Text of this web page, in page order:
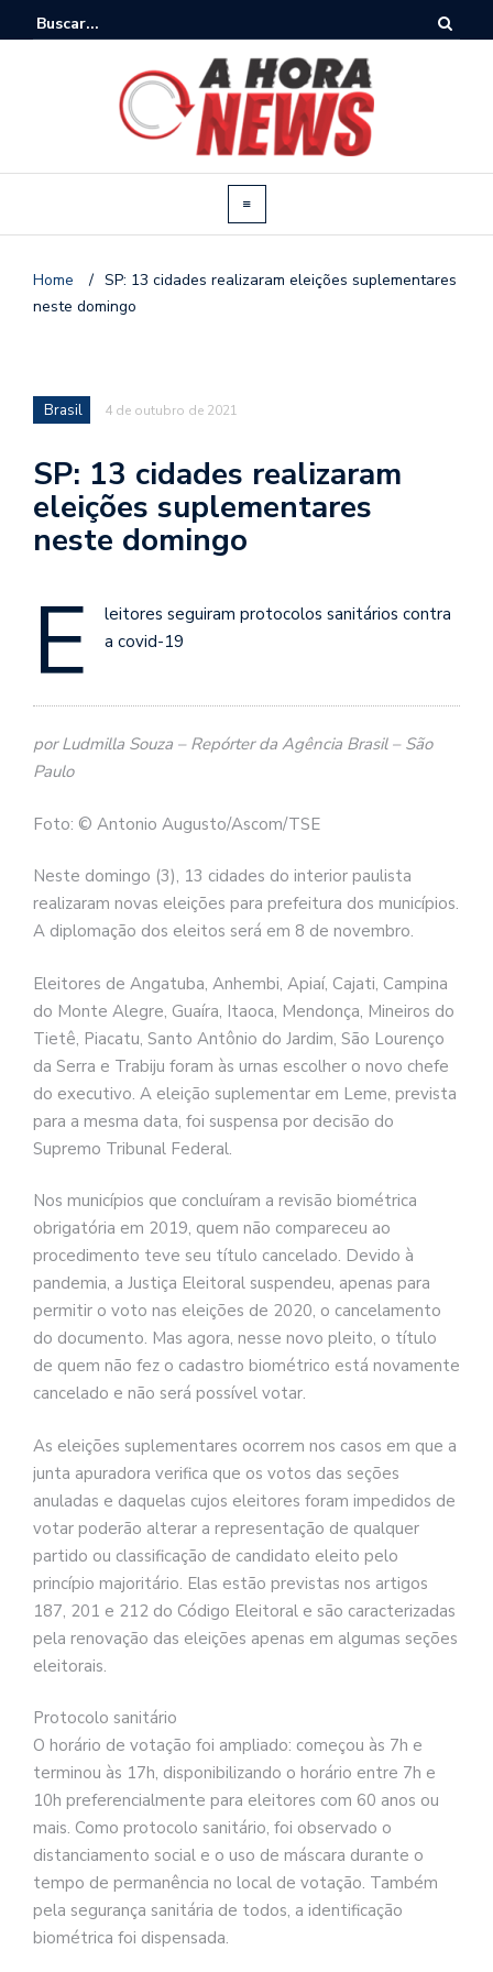
Home / SP: 13 cidades realizaram eleições suplementares
neste domingo
Brasil 4 de outubro de 2021
SP: 13 cidades realizaram
eleições suplementares
neste domingo
E
leitores seguiram protocolos sanitários contra
a covid-19
por Ludmilla Souza – Repórter da Agência Brasil – São
Paulo
Foto: © Antonio Augusto/Ascom/TSE
Neste domingo (3), 13 cidades do interior paulista
realizaram novas eleições para prefeitura dos municípios.
A diplomação dos eleitos será em 8 de novembro.
Eleitores de Angatuba, Anhembi, Apiaí, Cajati, Campina
do Monte Alegre, Guaíra, Itaoca, Mendonça, Mineiros do
Tietê, Piacatu, Santo Antônio do Jardim, São Lourenço
da Serra e Trabiju foram às urnas escolher o novo chefe
do executivo. A eleição suplementar em Leme, prevista
para a mesma data, foi suspensa por decisão do
Supremo Tribunal Federal.
Nos municípios que concluíram a revisão biométrica
obrigatória em 2019, quem não compareceu ao
procedimento teve seu título cancelado. Devido à
pandemia, a Justiça Eleitoral suspendeu, apenas para
permitir o voto nas eleições de 2020, o cancelamento
do documento. Mas agora, nesse novo pleito, o título
de quem não fez o cadastro biométrico está novamente
cancelado e não será possível votar.
As eleições suplementares ocorrem nos casos em que a
junta apuradora verifica que os votos das seções
anuladas e daquelas cujos eleitores foram impedidos de
votar poderão alterar a representação de qualquer
partido ou classificação de candidato eleito pelo
princípio majoritário. Elas estão previstas nos artigos
187, 201 e 212 do Código Eleitoral e são caracterizadas
pela renovação das eleições apenas em algumas seções
eleitorais.
Protocolo sanitário
O horário de votação foi ampliado: começou às 7h e
terminou às 17h, disponibilizando o horário entre 7h e
10h preferencialmente para eleitores com 60 anos ou
mais. Como protocolo sanitário, foi observado o
distanciamento social e o uso de máscara durante o
tempo de permanência no local de votação. Também
pela segurança sanitária de todos, a identificação
biométrica foi dispensada.